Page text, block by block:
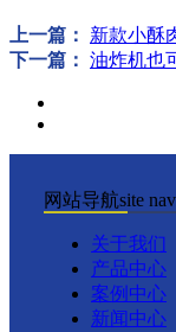
上一篇：
新款小酥
下一篇： 油炸机也
网站导航site
关于我们
产品中心
案例中心
新闻中心